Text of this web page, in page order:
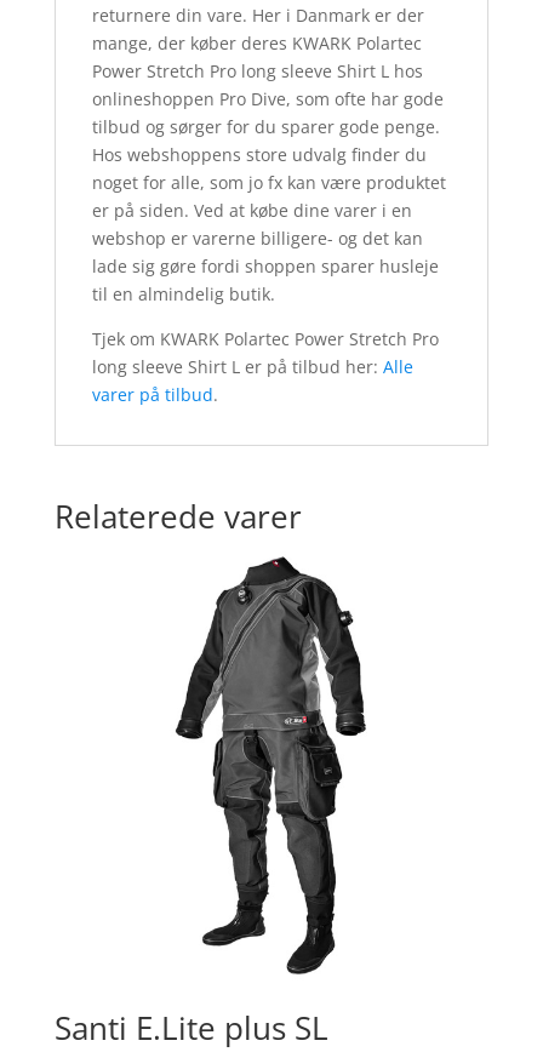
returnere din vare. Her i Danmark er der
mange, der køber deres KWARK Polartec
Power Stretch Pro long sleeve Shirt L hos
onlineshoppen Pro Dive, som ofte har gode
tilbud og sørger for du sparer gode penge.
Hos webshoppens store udvalg finder du
noget for alle, som jo fx kan være produktet
er på siden. Ved at købe dine varer i en
webshop er varerne billigere- og det kan
lade sig gøre fordi shoppen sparer husleje
til en almindelig butik.
Tjek om KWARK Polartec Power Stretch Pro
long sleeve Shirt L er på tilbud her: Alle
varer på tilbud.
Relaterede varer
Santi E.Lite plus SL